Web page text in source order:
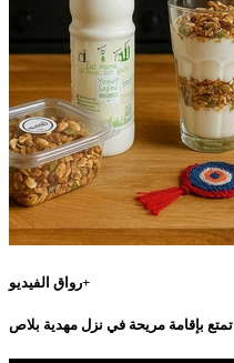
رواق الفيديو+
تمتع بإقامة مريحة في نزل مهدية بلاص